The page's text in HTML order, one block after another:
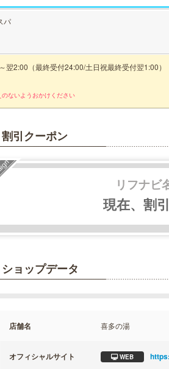
パ
2:00（最終受付24:00/土日祝最終受付翌1:00）
ないようおかけください
割引クーポン
リフナビ
現在、割
ショップデータ
店舗名 喜多の湯
オフィシャルサイト WEB